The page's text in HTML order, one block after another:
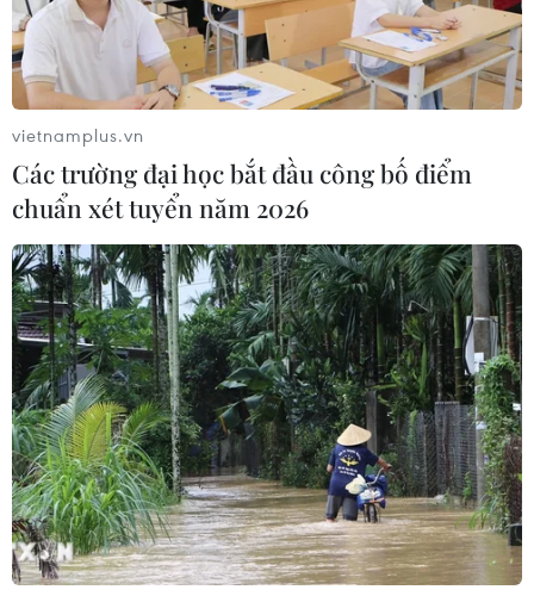
vietnamplus.vn
Các trường đại học bắt đầu công bố điểm
chuẩn xét tuyển năm 2026